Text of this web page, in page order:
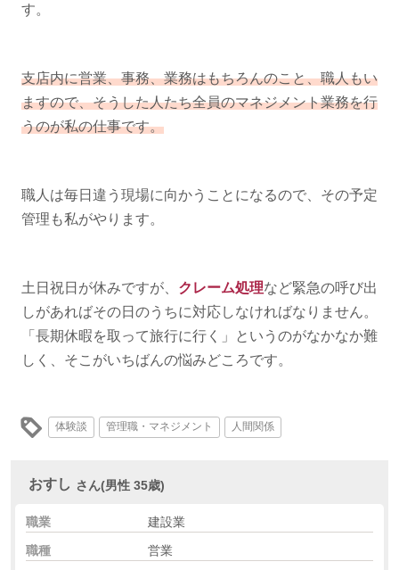
す。
支店内に営業、事務、業務はもちろんのこと、職人もい
ますので、そうした人たち全員のマネジメント業務を行
うのが私の仕事です。
職人は毎日違う現場に向かうことになるので、その予定
管理も私がやります。
土日祝日が休みですが、 クレーム処理など緊急の呼び出
しがあればその日のうちに対応しなければなりません。
「長期休暇を取って旅行に行く」というのがなかなか難
しく、そこがいちばんの悩みどころです。
体験談 管理職・マネジメント 人間関係
おすし さん(男性 35歳)
職業
建設業
職種
営業